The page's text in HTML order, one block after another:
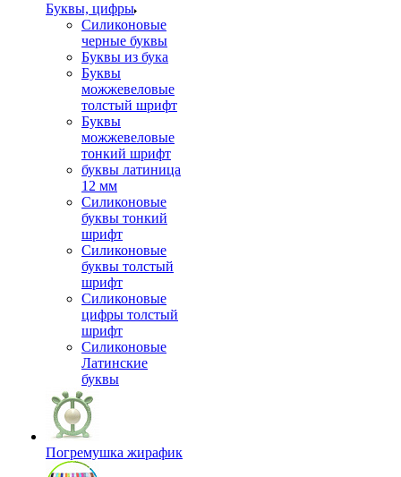
Буквы, цифры
Силиконовые
черные буквы
Буквы из бука
Буквы
можжевеловые
толстый шрифт
Буквы
можжевеловые
тонкий шрифт
буквы латиница
12 мм
Силиконовые
буквы тонкий
шрифт
Силиконовые
буквы толстый
шрифт
Силиконовые
цифры толстый
шрифт
Силиконовые
Латинские
буквы
Погремушка жирафик